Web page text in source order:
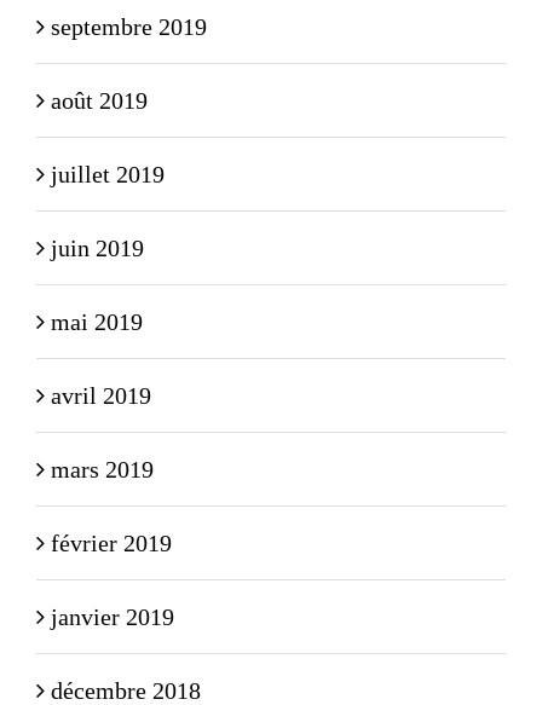
septembre 2019
août 2019
juillet 2019
juin 2019
mai 2019
avril 2019
mars 2019
février 2019
janvier 2019
décembre 2018